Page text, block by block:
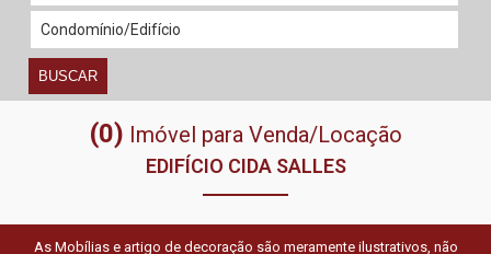
BUSCAR
(0) Imóvel para Venda/Locação
EDIFÍCIO CIDA SALLES
As Mobílias e artigo de decoração são meramente ilustrativos, não